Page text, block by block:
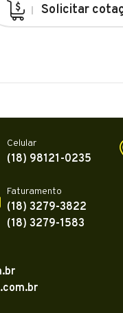
Solicitar
Celular
(18) 98121-0235
Faturamento
(18) 3279-3822
(18) 3279-1583